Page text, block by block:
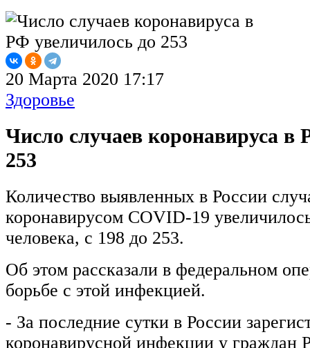
20 Марта 2020 17:17
Здоровье
Число случаев коронавируса в
253
Количество выявленных в России
коронавирусом COVID-19
человека, с 198 до 253.
Об этом рассказали в федеральном
борьбе с этой инфекцией.
- За последние сутки в России
коронавирусной инфекции у граждан